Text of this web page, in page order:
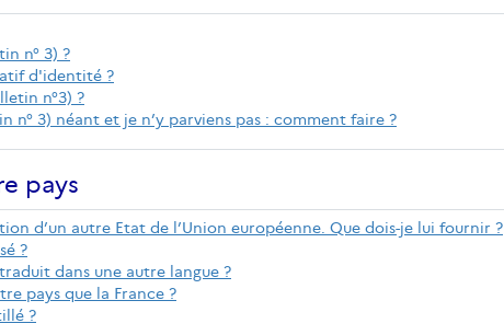
n° 3) ?
d'identité ?
n°3) ?
n° 3) néant et je n’y parviens pas : comment faire ?
pays
d’un autre Etat de l’Union européenne. Que dois-je lui fournir ?
?
dans une autre langue ?
pays que la France ?
?